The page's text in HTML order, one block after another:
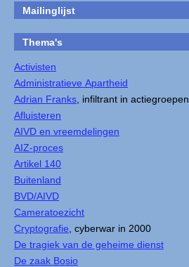
Mailinglijst
Thema's
Activisten
Administratieve Apartheid
Adrian Franks , infiltrant in actiegroepen
Afluisteren
AIVD en vreemdelingen
AIZ-proces
Artikel 140
Buitenland
BVD/AIVD
Cameratoezicht
Cryptografie , cyberwar in 2000
De tragiek van de geheime dienst
De zaak Bosio